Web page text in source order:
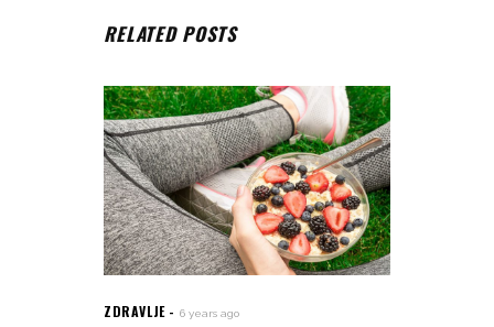
RELATED POSTS
ZDRAVLJE 6 years ago